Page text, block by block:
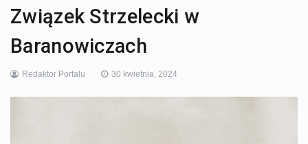
Związek Strzelecki w
Baranowiczach
Redaktor Portalu 30 kwietnia, 2024